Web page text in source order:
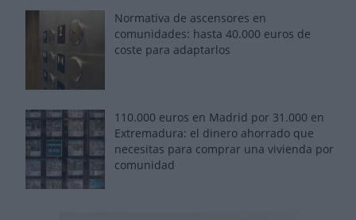
Normativa de ascensores en
comunidades: hasta 40.000 euros de
coste para adaptarlos
110.000 euros en Madrid por 31.000 en
Extremadura: el dinero ahorrado que
necesitas para comprar una vivienda por
comunidad